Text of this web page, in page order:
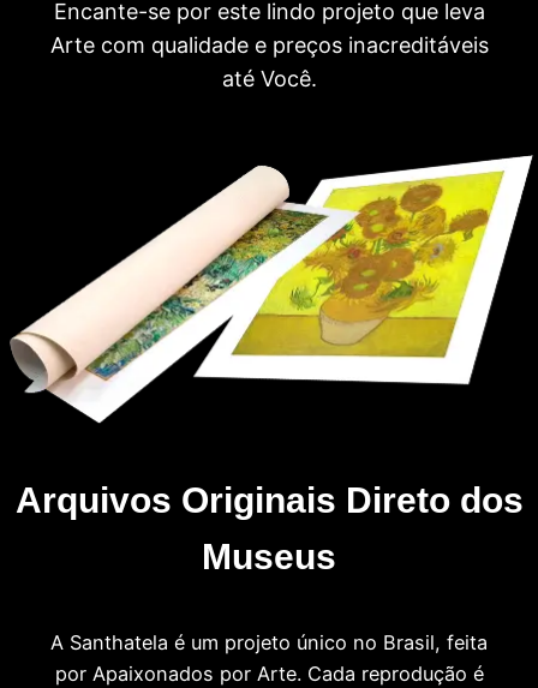
Encante-se por este lindo projeto que leva
Arte com qualidade e preços inacreditáveis
até Você.
Arquivos Originais Direto dos
Museus
A Santhatela é um projeto único no Brasil, feita
por Apaixonados por Arte. Cada reprodução é